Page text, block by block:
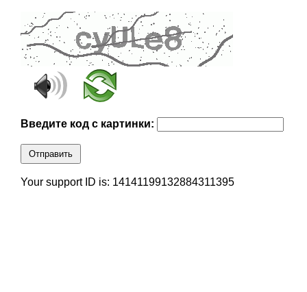
Введите код с картинки:
Отправить
Your support ID is: 14141199132884311395